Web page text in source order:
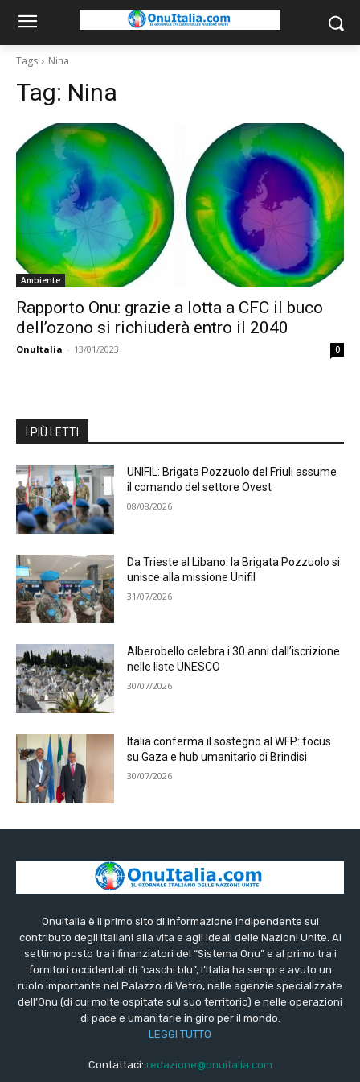
Tags Nina
Tag: Nina
Ambiente
Rapporto Onu: grazie a lotta a CFC il buco
dell’ozono si richiuderà entro il 2040
OnuItalia - 13/01/2023 0
I PIÙ LETTI
UNIFIL: Brigata Pozzuolo del Friuli assume
il comando del settore Ovest
08/08/2026
Da Trieste al Libano: la Brigata Pozzuolo si
unisce alla missione Unifil
31/07/2026
Alberobello celebra i 30 anni dall’iscrizione
nelle liste UNESCO
30/07/2026
Italia conferma il sostegno al WFP: focus
su Gaza e hub umanitario di Brindisi
30/07/2026
OnuItalia è il primo sito di informazione indipendente sul
contributo degli italiani alla vita e agli ideali delle Nazioni Unite. Al
settimo posto tra i finanziatori del “Sistema Onu” e al primo tra i
fornitori occidentali di “caschi blu”, l’Italia ha sempre avuto un
ruolo importante nel Palazzo di Vetro, nelle agenzie specializzate
dell’Onu (di cui molte ospitate sul suo territorio) e nelle operazioni
di pace e umanitarie in giro per il mondo.
LEGGI TUTTO
Contattaci: redazione@onuitalia.com